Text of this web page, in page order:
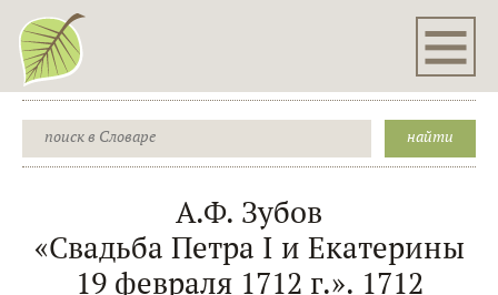
А.Ф. Зубов
«Свадьба Петра I и Екатерины
19 февраля 1712 г.». 1712